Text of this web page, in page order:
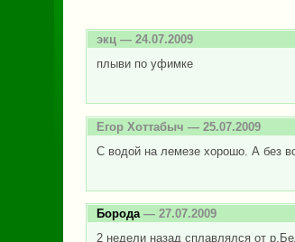
экц — 24.07.2009
плыви по уфимке
Егор Хоттабыч — 25.07.2009
С водой на лемезе хорошо. А без
Борода — 27.07.2009
2 недели назад сплавлялся от